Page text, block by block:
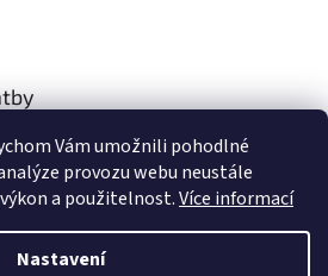
Vám umožnili pohodlné
provozu webu neustále
a použitelnost.Více informací
Nastavení
Vytvořil Shoptet